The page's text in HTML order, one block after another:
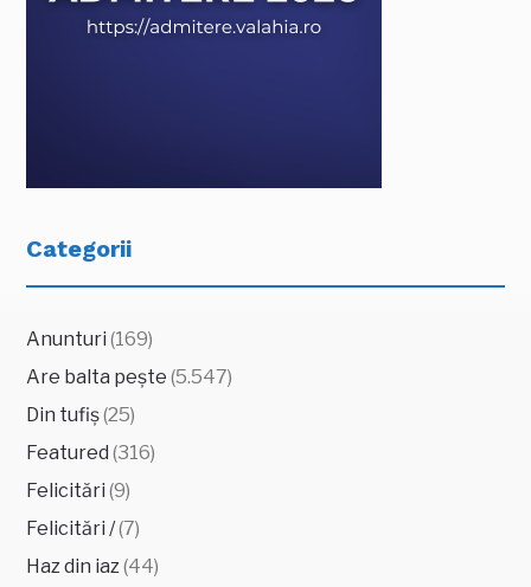
Categorii
Anunturi (169)
Are balta pește (5.547)
Din tufiș(25)
Featured (316)
Felicitări (9)
Felicitări /(7)
Haz din iaz(44)